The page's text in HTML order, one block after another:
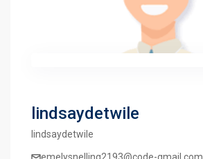
lindsaydetwile
lindsaydetwile